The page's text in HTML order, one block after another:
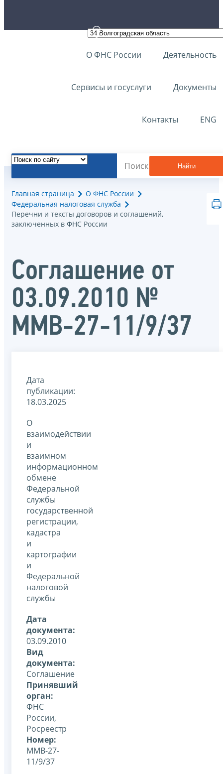
О ФНС России Деятельность
Сервисы и госуслуги Документы
Контакты ENG
Найти
Главная страница
О ФНС России
Федеральная налоговая служба
Перечни и тексты договоров и соглашений,
заключенных в ФНС России
Соглашение от
03.09.2010 №
ММВ-27-11/9/37
Дата
публикации:
18.03.2025
О
взаимодействии
и
взаимном
информационном
обмене
Федеральной
службы
государственной
регистрации,
кадастра
и
картографии
и
Федеральной
налоговой
службы
Дата
документа:
03.09.2010
Вид
документа:
Соглашение
Принявший
орган:
ФНС
России,
Росреестр
Номер:
ММВ-27-
11/9/37